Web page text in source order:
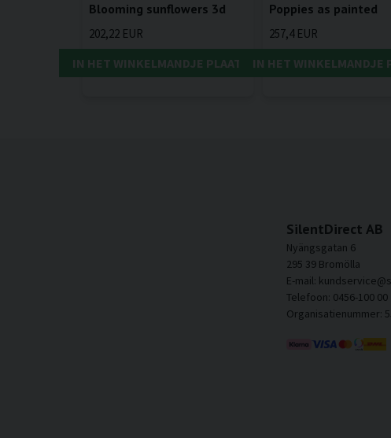
Blooming sunflowers 3d
202,22 EUR
IN HET WINKELMANDJE PLAATSEN
Poppies as painted
257,4 EUR
IN HET WINKELMANDJE
SilentDirect AB
Nyängsgatan 6
295 39 Bromölla
E-mail:
Telefoon: 0456-100 00
Organisatienummer: